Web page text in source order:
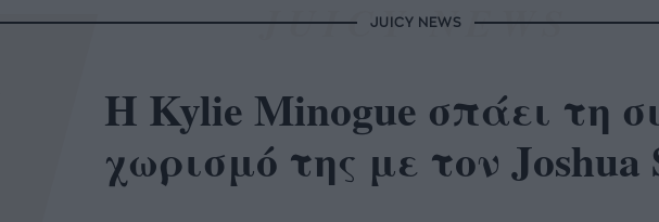
JUICY NEWS
Η Kylie Minogue σπάει τη
χωρισμό της με τον Joshua